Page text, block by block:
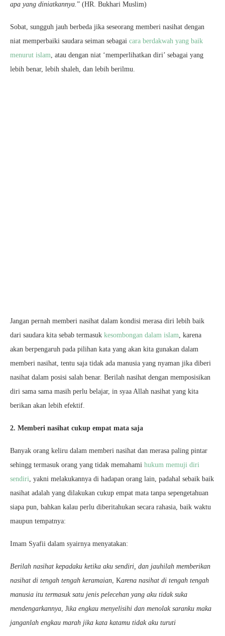
apa yang diniatkannya.” (HR. Bukhari Muslim)
Sobat, sungguh jauh berbeda jika seseorang memberi nasihat dengan
niat memperbaiki saudara seiman sebagai cara berdakwah yang baik
menurut islam, atau dengan niat ‘memperlihatkan diri’ sebagai yang
lebih benar, lebih shaleh, dan lebih berilmu.
Jangan pernah memberi nasihat dalam kondisi merasa diri lebih baik
dari saudara kita sebab termasuk kesombongan dalam islam, karena
akan berpengaruh pada pilihan kata yang akan kita gunakan dalam
memberi nasihat, tentu saja tidak ada manusia yang nyaman jika diberi
nasihat dalam posisi salah benar. Berilah nasihat dengan memposisikan
diri sama sama masih perlu belajar, in syaa Allah nasihat yang kita
berikan akan lebih efektif.
2. Memberi nasihat cukup empat mata saja
Banyak orang keliru dalam memberi nasihat dan merasa paling pintar
sehingg termasuk orang yang tidak memahami hukum memuji diri
sendiri, yakni melakukannya di hadapan orang lain, padahal sebaik baik
nasihat adalah yang dilakukan cukup empat mata tanpa sepengetahuan
siapa pun, bahkan kalau perlu diberitahukan secara rahasia, baik waktu
maupun tempatnya:
Imam Syafii dalam syairnya menyatakan:
Berilah nasihat kepadaku ketika aku sendiri, dan jauhilah memberikan
nasihat di tengah tengah keramaian, Karena nasihat di tengah tengah
manusia itu termasuk satu jenis pelecehan yang aku tidak suka
mendengarkannya, Jika engkau menyelisihi dan menolak saranku maka
janganlah engkau marah jika kata katamu tidak aku turuti